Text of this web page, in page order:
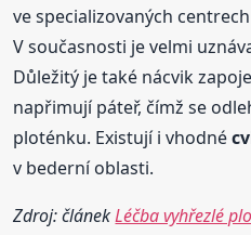
ve specializovaných
V současnosti je velmi
Důležitý je také nácvik
napřimují páteř, čímž se
ploténku. Existují i vhodné
v bederní oblasti.
Zdroj: článekLéčba vyhřezlé